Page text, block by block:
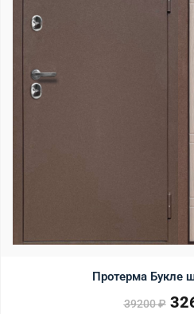
Протерма Букле
39200₽